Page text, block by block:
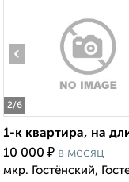
2/6
‹
1-к квартира, на
10 000 ₽ в месяц
мкр. Гостёнский,